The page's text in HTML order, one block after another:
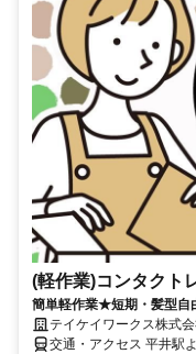
(軽作業)コンタクト
簡単軽作業★短期・髪型自
テイケイワークス株式
交通・アクセス 平井駅